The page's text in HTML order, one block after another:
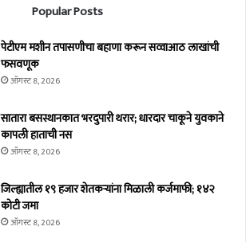
Popular Posts
पेटीएम मशीन तपासणीचा बहाणा करून सव्वाआठ लाखांची
फसवणूक
ऑगस्ट 8, 2026
सातारा बसस्थानकात भरदुपारी थरार; धारदार चाकूने युवकाने
कापली हाताची नस
ऑगस्ट 8, 2026
जिल्ह्यातील १९ हजार शेतकर्‍यांना मिळाली कर्जमाफी; १४२
कोटी जमा
ऑगस्ट 8, 2026